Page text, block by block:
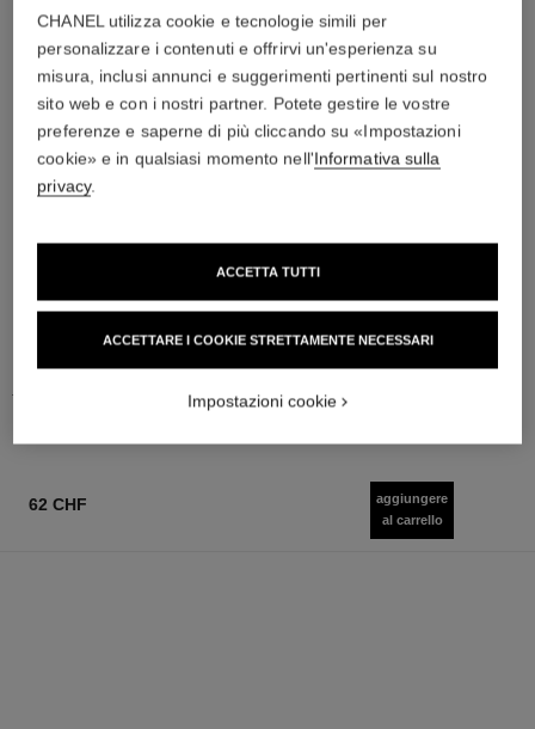
sublimage le correcteur yeux
Trattamento Contorno Occhi
Illumina
Ref. 131882
119 chf
TROVARE LA TONALITÀ
Aggiungere al carrello
chance eau fraîche
Eau de Parfum Vaporizzatore
a partire da
Aggiungere al carrello
62 CHF
aggiungere
al carrello
CHANEL utilizza cookie e tecnologie simili per
personalizzare i contenuti e offrirvi un'esperienza su
misura, inclusi annunci e suggerimenti pertinenti sul nostro
sito web e con i nostri partner. Potete gestire le vostre
preferenze e saperne di più cliccando su «Impostazioni
cookie» e in qualsiasi momento nell'Informativa sulla
privacy.
ACCETTARE I COOKIE STRETTAMENTE NECESSARI
ACCETTA TUTTI
Impostazioni cookie